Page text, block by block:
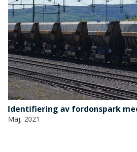
Identifiering av fordonspark
Maj, 2021